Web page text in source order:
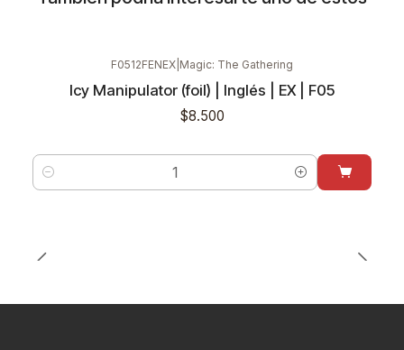
F0512FENEX Magic: The Gathering
Icy Manipulator (foil) | Inglés | EX | F05
$8.500
Cantidad